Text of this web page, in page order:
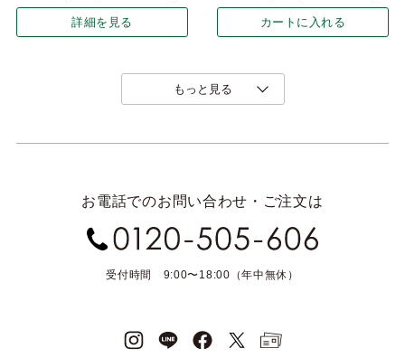
詳細を見る カートに入れる
もっと見る
お電話でのお問い合わせ・ご注文は
受付時間 9:00〜18:00（年中無休）